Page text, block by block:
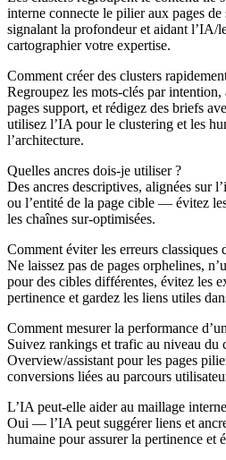
interne connecte le pilier aux pages
signalant la profondeur et aidant l’IA/
cartographier votre expertise.
Comment créer des clusters
Regroupez les mots-clés par
pages support, et rédigez des briefs
utilisez l’IA pour le clustering et les
l’architecture.
Quelles ancres dois-je utiliser ?
Des ancres descriptives, alignées sur
ou l’entité de la page cible — évitez
les chaînes sur-optimisées.
Comment éviter les erreurs classiques
Ne laissez pas de pages orphelines,
pour des cibles différentes, évitez les
pertinence et gardez les liens utiles
Comment mesurer la performance
Suivez rankings et trafic au niveau du
Overview/assistant pour les pages
conversions liées au parcours
L’IA peut-elle aider au maillage
Oui — l’IA peut suggérer liens et
humaine pour assurer la pertinence et